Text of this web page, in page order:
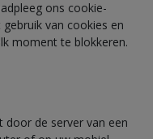
ons cookie-
van cookies en
moment te blokkeren.
door de server van een